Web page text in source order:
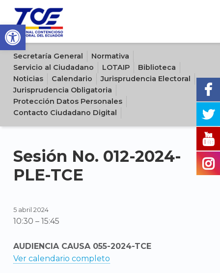
Open toolbar
Sitio oficial del Tribunal Contencioso Electoral del Ecuador
Secretaría General
Normativa
Servicio al Ciudadano
LOTAIP
Biblioteca
Noticias
Calendario
Jurisprudencia Electoral
Jurisprudencia Obligatoria
Protección Datos Personales
Contacto Ciudadano Digital
Sesión No. 012-2024-
PLE-TCE
5 abril 2024
10:30 – 15:45
AUDIENCIA CAUSA 055-2024-TCE
Ver calendario completo